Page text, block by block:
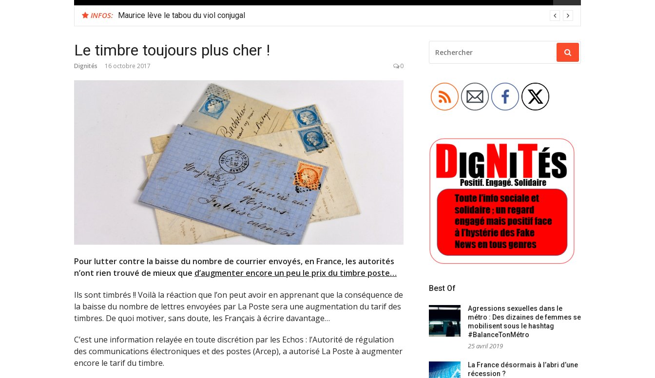
INFOS: Maurice lève le tabou du viol conjugal
Le timbre toujours plus cher !
Dignités 16 octobre 2017 0
Pour lutter contre la baisse du nombre de courrier envoyés, en France, les autorités
n’ont rien trouvé de mieux que d’augmenter encore un peu le prix du timbre poste…
Ils sont timbrés !! Voilà la réaction que l’on peut avoir en apprenant que la conséquence de
la baisse du nombre de lettres envoyées par La Poste sera une augmentation du tarif des
timbres. De quoi motiver, sans doute, les Français à écrire davantage…
C’est une information relayée en toute discrétion par les Echos : l’Autorité de régulation
des communications électroniques et des postes (Arcep), a autorisé La Poste à augmenter
encore le tarif du timbre.
POUR
:
Best Of
Agressions sexuelles dans le
métro : Des dizaines de femmes se
mobilisent sous le hashtag
#BalanceTonMétro
25 avril 2019
La France désormais à l’abri d’une
récession ?